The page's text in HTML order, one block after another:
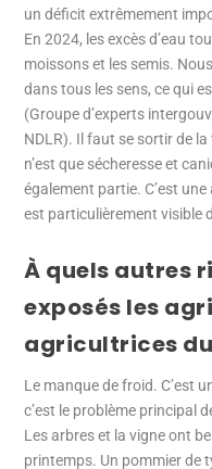
un déficit extrêmement
En 2024, les excès d’eau
moissons et les semis.
dans tous les sens, ce qui
(Groupe d’experts
NDLR). Il faut se sortir de
n’est que sécheresse et
également partie. C’est
est particulièrement visible
À quels autres
exposés les
agricultrices
Le manque de froid. C’est
c’est le problème principal
Les arbres et la vigne ont
printemps. Un pommier de